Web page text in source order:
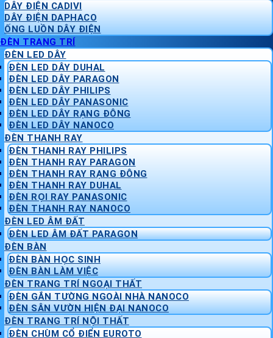
DÂY ĐIỆN CADIVI
DÂY ĐIỆN DAPHACO
ỐNG LUỒN DÂY ĐIỆN
ĐÈN TRANG TRÍ
ĐÈN LED DÂY
ĐÈN LED DÂY DUHAL
ĐÈN LED DÂY PARAGON
ĐÈN LED DÂY PHILIPS
ĐÈN LED DÂY PANASONIC
ĐÈN LED DÂY RẠNG ĐÔNG
ĐÈN LED DÂY NANOCO
ĐÈN THANH RAY
ĐÈN THANH RAY PHILIPS
ĐÈN THANH RAY PARAGON
ĐÈN THANH RAY RẠNG ĐÔNG
ĐÈN THANH RAY DUHAL
ĐÈN RỌI RAY PANASONIC
ĐÈN THANH RAY NANOCO
ĐÈN LED ÂM ĐẤT
ĐÈN LED ÂM ĐẤT PARAGON
ĐÈN BÀN
ĐÈN BÀN HỌC SINH
ĐÈN BÀN LÀM VIỆC
ĐÈN TRANG TRÍ NGOẠI THẤT
ĐÈN GẮN TƯỜNG NGOÀI NHÀ NANOCO
ĐÈN SÂN VƯỜN HIỆN ĐẠI NANOCO
ĐÈN TRANG TRÍ NỘI THẤT
ĐÈN CHÙM CỔ ĐIỂN EUROTO